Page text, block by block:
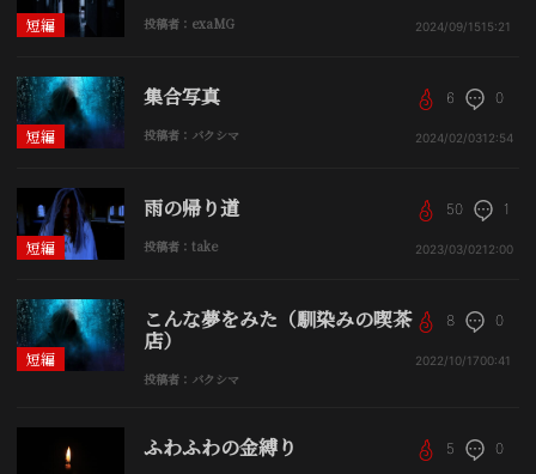
短編 投稿者：exaMG 2024/09/1515:21
短編
集合写真
投稿者：バクシマ
6 0
2024/02/0312:54
短編
雨の帰り道
投稿者：take
50 1
2023/03/0212:00
短編
こんな夢をみた（馴染みの喫茶
店）
投稿者：バクシマ
8 0
2022/10/1700:41
ふわふわの金縛り 5 0